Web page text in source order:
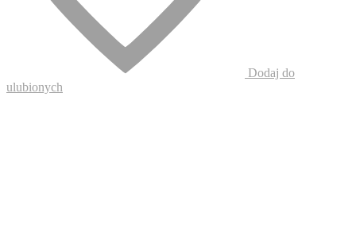
Dodaj do
ulubionych